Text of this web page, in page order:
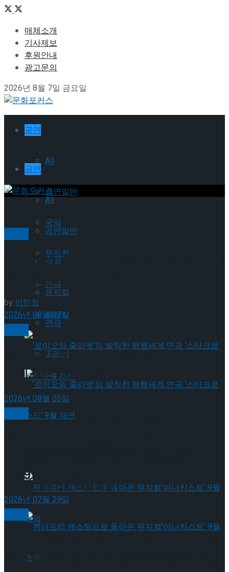
매체소개
기사제보
후원안내
광고문의
2026년 8월 7일 금요일
공연
All
공연일반
국악
뮤지컬
연극
클래식
‘로미오와 줄리엣’의 발칙한 평행세계,연극 ‘스
젠더프리 캐스팅으로 돌아온 뮤지컬’아나키스
공연
All
공연일반
국악
뮤지컬
연극
클래식
타크로스드’ 9월 재연
‘로미오와 줄리엣’의 발칙한 평행세계,연
극 ‘스타크로스드’ 9월 재연
by이민정
2026년 08월 07일
젠더프리 캐스팅으로 돌아온 뮤지컬’아
나키스트’ 9월 개막
2026년 08월 05일
고’ 9월 8일 개막!
2026년 07월 29일
뮤지컬’연의 편지’ 오는 9월 관객과 만난